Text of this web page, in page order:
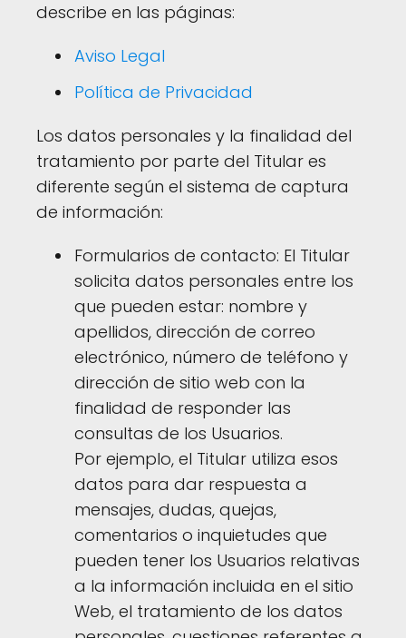
describe en las páginas:
Aviso Legal
Política de Privacidad
Los datos personales y la finalidad del
tratamiento por parte del Titular es
diferente según el sistema de captura
de información:
Formularios de contacto: El Titular
solicita datos personales entre los
que pueden estar: nombre y
apellidos, dirección de correo
electrónico, número de teléfono y
dirección de sitio web con la
finalidad de responder las
consultas de los Usuarios.
Por ejemplo, el Titular utiliza esos
datos para dar respuesta a
mensajes, dudas, quejas,
comentarios o inquietudes que
pueden tener los Usuarios relativas
a la información incluida en el sitio
Web, el tratamiento de los datos